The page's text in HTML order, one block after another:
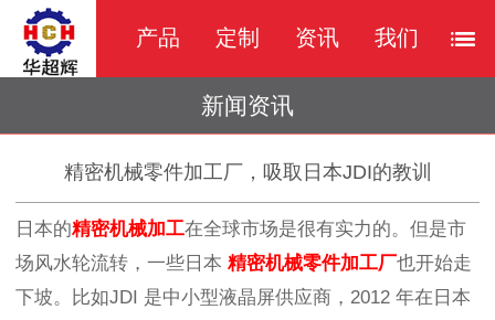
产品 定制 资讯 我们
新闻资讯
精密机械零件加工厂，吸取日本JDI的教训
日本的精密机械加工在全球市场是很有实力的。但是市
场风水轮流转，一些日本 精密机械零件加工厂也开始走
下坡。比如JDI 是中小型液晶屏供应商，2012 年在日本